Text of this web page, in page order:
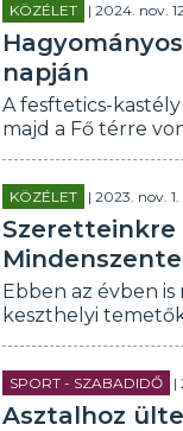
KÖZÉLET | 2024. nov.
napján
A fesftetics-
majd a Fő térre
KÖZÉLET | 2023. nov.
Ebben az évben
keszthelyi
SPORT - SZABADIDŐ |
Asztalhoz